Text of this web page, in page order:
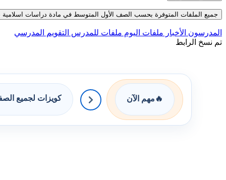
جميع الملفات المتوفرة بحسب الصف الأول المتوسط في مادة دراسات اسلامية
المدرسون الأخبار ملفات اليوم ملفات للمدرس التقويم المدرسي
تم نسخ الرابط
🔥 مهم الآن كويزات لجميع